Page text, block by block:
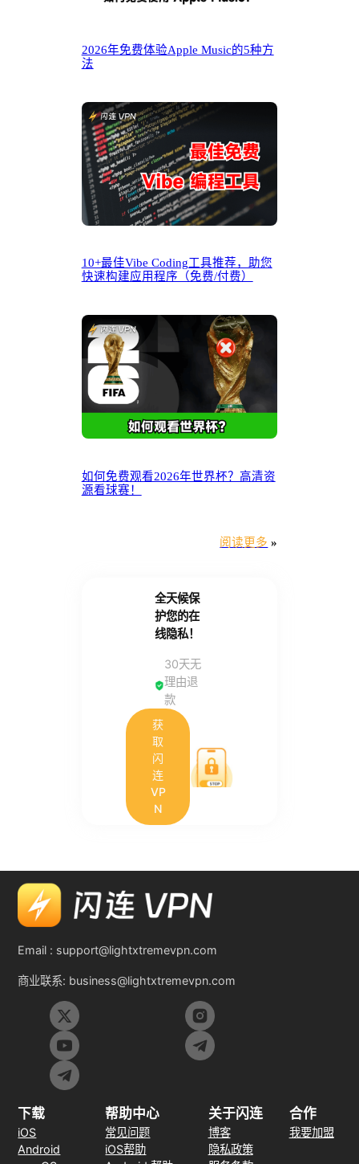
2026年免费体验Apple Music的5种方
法
10+最佳Vibe Coding工具推荐，助您
快速构建应用程序（免费/付费）
如何免费观看2026年世界杯？高清资
源看球赛！
阅读更多 »
全天候保
护您的在
线隐私！
30天无
理由退
款
获
取
闪
连
VP
N
Email : support@lightxtremevpn.com
商业联系: business@lightxtremevpn.com
下载
iOS
Android
帮助中心
常见问题
iOS帮助
关于闪连
博客
隐私政策
合作
我要加盟